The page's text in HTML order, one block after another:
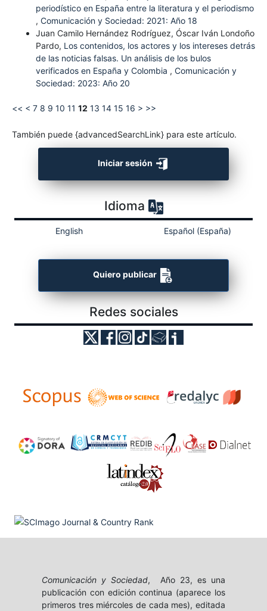
periodístico en España entre la literatura y el periodismo
, Comunicación y Sociedad: 2021: Año 18
Juan Camilo Hernández Rodríguez, Óscar Iván Londoño
Pardo, Los contenidos, los actores y los intereses detrás
de las noticias falsas. Un análisis de los bulos
verificados en España y Colombia , Comunicación y
Sociedad: 2023: Año 20
<< < 7 8 9 10 11 12 13 14 15 16 > >>
También puede {advancedSearchLink} para este artículo.
Iniciar sesión
Idioma
English Español (España)
Quiero publicar
Redes sociales
Comunicación y Sociedad, Año 23, es una
publicación con edición continua (aparece los
primeros tres miércoles de cada mes), editada